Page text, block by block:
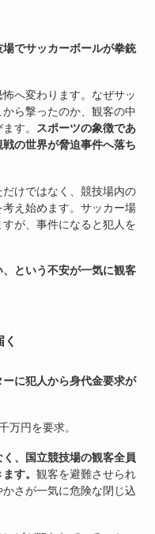
でサッカーボールが拳銃
へ変わります。なぜサッ
ら撃ったのか、観客の中
す。
スポーツの象徴であ
の世界が脅迫事件へ落ち
けではなく、競技場内の
え始めます。サッカー場
が、事件になると犯人を
という不安が一気に観客
に犯人から身代金要求が
万円を要求。
、国立競技場の観客全員
す。 観客を避難させられ
さが一気に危険な閉じ込